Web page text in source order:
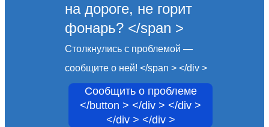
на дороге, не горит
фонарь? </span >
Столкнулись с проблемой —
сообщите о ней! </span > </div >
Сообщить о проблеме
</button > </div > </div >
</div > </div >